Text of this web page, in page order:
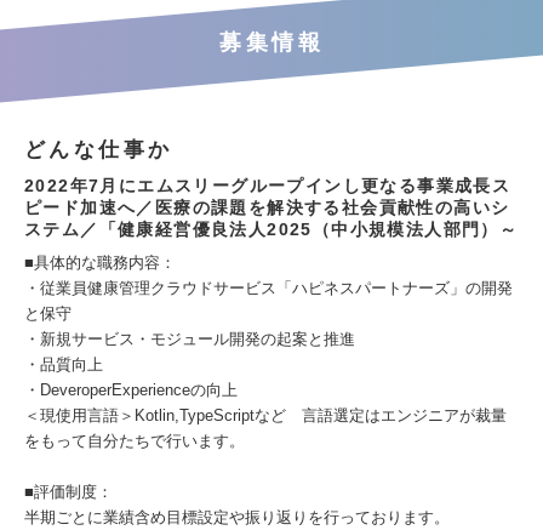
募集情報
どんな仕事か
2022年7月にエムスリーグループインし更なる事業成長ス
ピード加速へ／医療の課題を解決する社会貢献性の高いシ
ステム／「健康経営優良法人2025（中小規模法人部門）～
■具体的な職務内容：
・従業員健康管理クラウドサービス「ハピネスパートナーズ」の開発
と保守
・新規サービス・モジュール開発の起案と推進
・品質向上
・DeveroperExperienceの向上
＜現使用言語＞Kotlin,TypeScriptなど 言語選定はエンジニアが裁量
をもって自分たちで行います。
■評価制度：
半期ごとに業績含め目標設定や振り返りを行っております。